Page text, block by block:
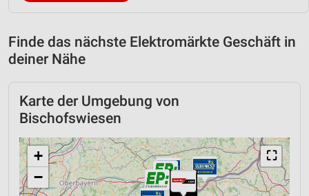
Finde das nächste Elektromärkte Geschäft in
deiner Nähe
Karte der Umgebung von
Bischofswiesen
⛶
+
−